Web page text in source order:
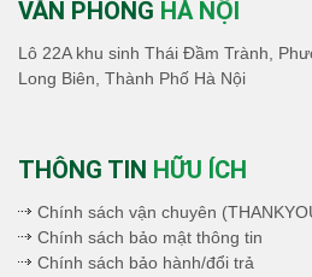
VĂN PHÒNG HÀ NỘI
Lô 22A khu sinh Thái Đầm Trành,
Long Biên, Thành Phố Hà Nội
THÔNG TIN HỮU ÍCH
Chính sách vận chuyên
Chính sách bảo mật thông tin
Chính sách bảo hành/đổi trả